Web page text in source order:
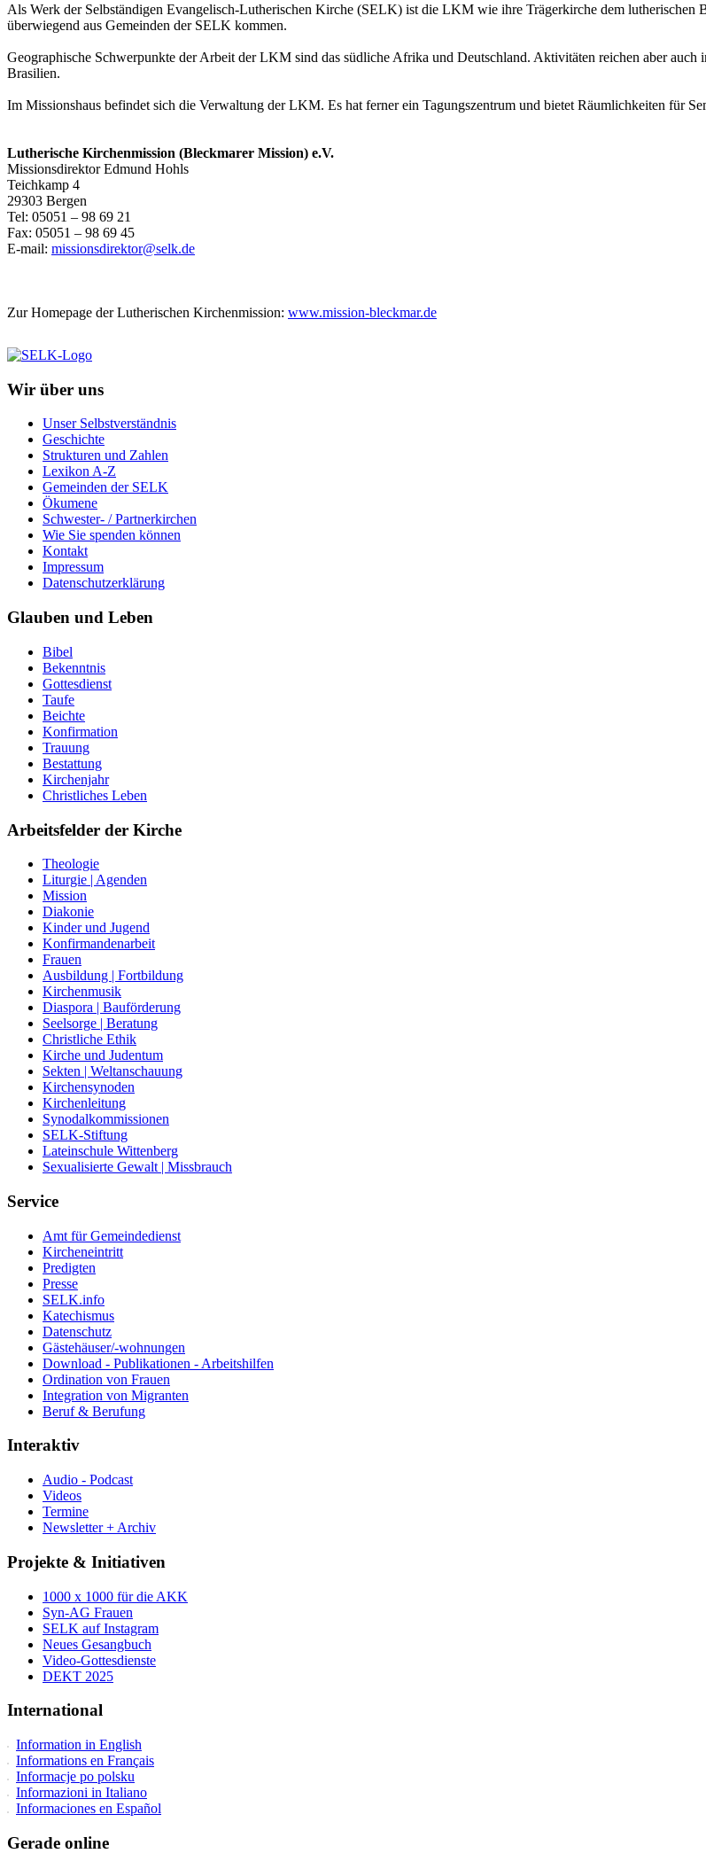
Als Werk der Selbständigen Evangelisch-Lutherischen Kirche (SELK) ist die LKM wie ihre Trägerkirche dem
überwiegend aus Gemeinden der SELK kommen.
Geographische Schwerpunkte der Arbeit der LKM sind das südliche Afrika und Deutschland. Aktivitäten reichen aber auch
Brasilien.
Im Missionshaus befindet sich die Verwaltung der LKM. Es hat ferner ein Tagungszentrum und bietet Räumlichkeiten für
Lutherische Kirchenmission (Bleckmarer Mission) e.V.
Missionsdirektor Edmund Hohls
Teichkamp 4
29303 Bergen
Tel: 05051 – 98 69 21
Fax: 05051 – 98 69 45
E-mail: missionsdirektor@selk.de
Zur Homepage der Lutherischen Kirchenmission: www.mission-bleckmar.de
Wir über uns
Unser Selbstverständnis
Geschichte
Strukturen und Zahlen
Lexikon A-Z
Gemeinden der SELK
Ökumene
Schwester- / Partnerkirchen
Wie Sie spenden können
Kontakt
Impressum
Datenschutzerklärung
Glauben und Leben
Bibel
Bekenntnis
Gottesdienst
Taufe
Beichte
Konfirmation
Trauung
Bestattung
Kirchenjahr
Christliches Leben
Arbeitsfelder der Kirche
Theologie
Liturgie | Agenden
Mission
Diakonie
Kinder und Jugend
Konfirmandenarbeit
Frauen
Ausbildung | Fortbildung
Kirchenmusik
Diaspora | Bauförderung
Seelsorge | Beratung
Christliche Ethik
Kirche und Judentum
Sekten | Weltanschauung
Kirchensynoden
Kirchenleitung
Synodalkommissionen
SELK-Stiftung
Lateinschule Wittenberg
Sexualisierte Gewalt | Missbrauch
Service
Amt für Gemeindedienst
Kircheneintritt
Predigten
Presse
SELK.info
Katechismus
Datenschutz
Gästehäuser/-wohnungen
Download - Publikationen - Arbeitshilfen
Ordination von Frauen
Integration von Migranten
Beruf & Berufung
Interaktiv
Audio - Podcast
Videos
Termine
Newsletter + Archiv
Projekte & Initiativen
1000 x 1000 für die AKK
Syn-AG Frauen
SELK auf Instagram
Neues Gesangbuch
Video-Gottesdienste
DEKT 2025
International
Information in English
Informations en Français
Informacje po polsku
Informazioni in Italiano
Informaciones en Español
Gerade online